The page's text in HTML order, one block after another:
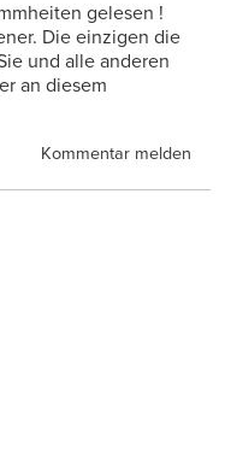
gelesen !
Die einzigen die
und alle anderen
an diesem
Kommentar melden